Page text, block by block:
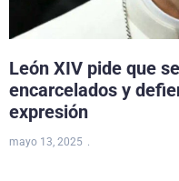
León XIV pide que
encarcelados y
expresión
mayo 13, 2025